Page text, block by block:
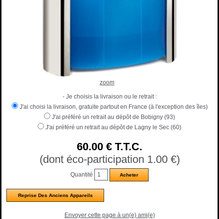
zoom
- Je choisis la livraison ou le retrait :
J'ai choisi la livraison, gratuite partout en France (à l'exception des îles)
J'ai préféré un retrait au dépôt de Bobigny (93)
J'ai préféré un retrait au dépôt de Lagny le Sec (60)
60.00 € T.T.C.
(dont éco-participation 1.00 €)
Quantité
Reprise Des Anciens Appareils
Envoyer cette page à un(e) ami(e)